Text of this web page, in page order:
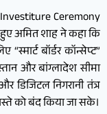
Ceremony
अमित शाह ने कहा कि
बॉर्डर कॉन्सेप्ट”
और बांग्लादेश सीमा
डिजिटल निगरानी तंत्र
को बंद किया जा सके।